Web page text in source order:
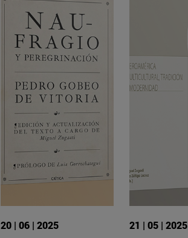
20 | 06 | 2025 21 | 05 | 2025